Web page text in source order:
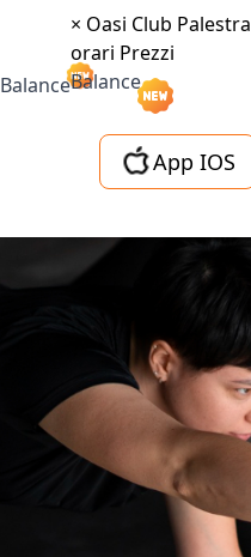
Balance
× Oasi Club Palestra
orari Prezzi
Balance
App IOS